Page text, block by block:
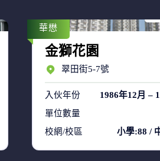
華懋
金獅花園
翠田街5-7號
入伙年份
1986年12月 –
單位數量
校網/校區
小學:88 /